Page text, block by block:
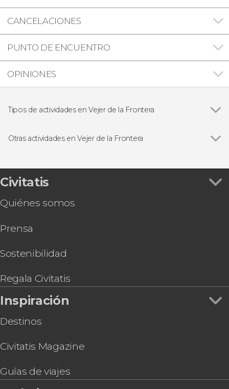
CANCELACIONES
PUNTO DE ENCUENTRO
OPINIONES
Tipos de actividades en Vejer de la Frontera
Otras actividades en Vejer de la Frontera
Free tour de los misterios y leyendas de Vejer
Clase de flamenco en Vejer de la Frontera
Civitatis
Quiénes somos
Prensa
Sostenibilidad
Regala Civitatis
Inspiración
Destinos
Civitatis Magazine
Guías de viajes